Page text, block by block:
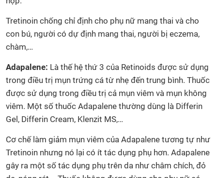
Tretinoin chống chỉ định cho phụ nữ mang thai và cho
con bú, người có dự định mang thai, người bị eczema,
chàm,…
Adapalene: Là thế hệ thứ 3 của Retinoids được sử dụng
trong điều trị mụn trứng cá từ nhẹ đến trung bình. Thuốc
được sử dụng trong điều trị cả mụn viêm và mụn không
viêm. Một số thuốc Adapalene thường dùng là Differin
Gel, Differin Cream, Klenzit MS,…
Cơ chế làm giảm mụn viêm của Adapalene tương tự như
Tretinoin nhưng nó lại có ít tác dụng phụ hơn. Adapalene
gây ra một số tác dụng phụ trên da như châm chích, đỏ